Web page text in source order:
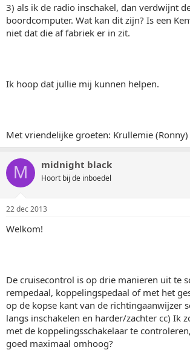
3) als ik de radio inschakel, dan verdwijnt
boordcomputer. Wat kan dit zijn? Is een
niet dat die af fabriek er in zit.
Ik hoop dat jullie mij kunnen helpen.
Met vriendelijke groeten: Krullemie (Ronny)
M midnight black
Hoort bij de inboedel
22 dec 2013
Welkom!
De cruisecontrol is op drie manieren uit te
rempedaal, koppelingspedaal of met het
op de kopse kant van de richtingaanwijzer
langs inschakelen en harder/zachter cc) Ik
met de koppelingsschakelaar te
goed maximaal omhoog?